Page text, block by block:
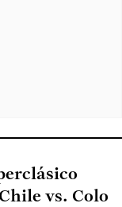
vs. Colo